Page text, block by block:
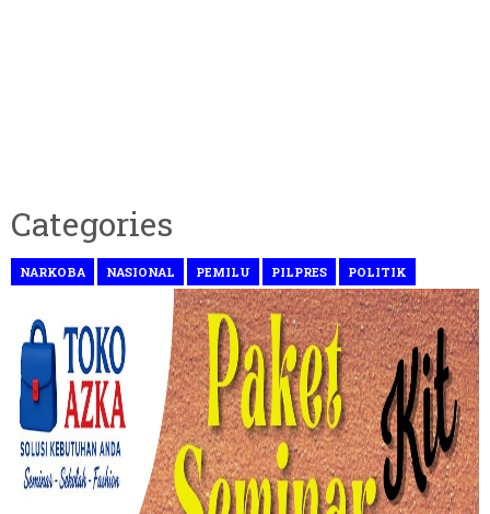
Categories
NARKOBA NASIONAL PEMILU PILPRES POLITIK